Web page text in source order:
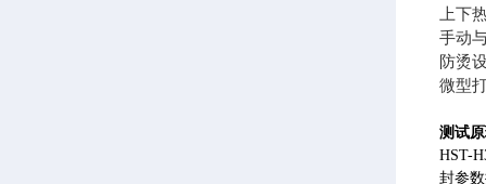
上下
手动
防烫
微型
测试
HST-
封参